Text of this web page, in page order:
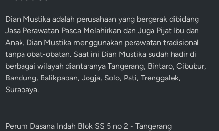
Dian Mustika adalah perusahaan yang bergerak dibidang
Jasa Perawatan Pasca Melahirkan dan Juga Pijat Ibu dan
Anak. Dian Mustika menggunakan perawatan tradisional
tanpa obat-obatan. Saat ini Dian Mustika sudah hadir di
berbagai wilayah diantaranya Tangerang, Bintaro, Cibubur,
Bandung, Balikpapan, Jogja, Solo, Pati, Trenggalek,
Surabaya.
Perum Dasana Indah Blok SS 5 no 2 - Tangerang